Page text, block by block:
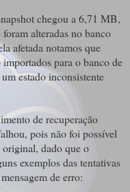
chegou a 6,71 MB,
alteradas no banco
afetada notamos que
para o banco de
estado inconsistente
de recuperação
pois não foi possível
original, dado que o
exemplos das tentativas
de erro: